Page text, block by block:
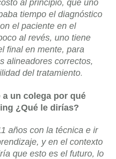
al principio, que uno
tiempo el diagnóstico
el paciente en el
al revés, uno tiene
final en mente, para
alineadores correctos,
del tratamiento.
un colega por qué
¿Qué le dirías?
años con la técnica e ir
y en el contexto
que esto es el futuro, lo